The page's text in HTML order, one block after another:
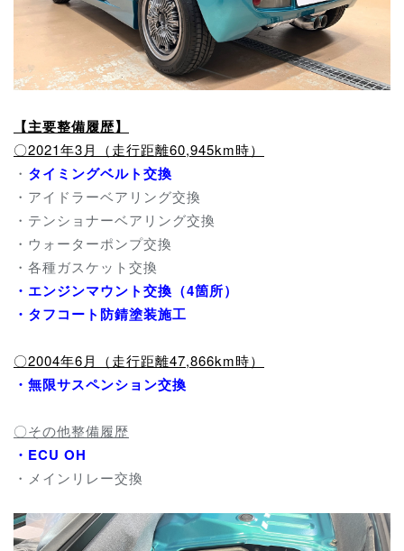
【主要整備履歴】
〇2021年3月（走行距離60,945km時）
・ タイミングベルト交換
・アイドラーベアリング交換
・テンショナーベアリング交換
・ウォーターポンプ交換
・各種ガスケット交換
・エンジンマウント交換（4箇所）
・タフコート防錆塗装施工
〇2004年6月（走行距離47,866km時）
・無限サスペンション交換
〇その他整備履歴
・ECU OH
・メインリレー交換